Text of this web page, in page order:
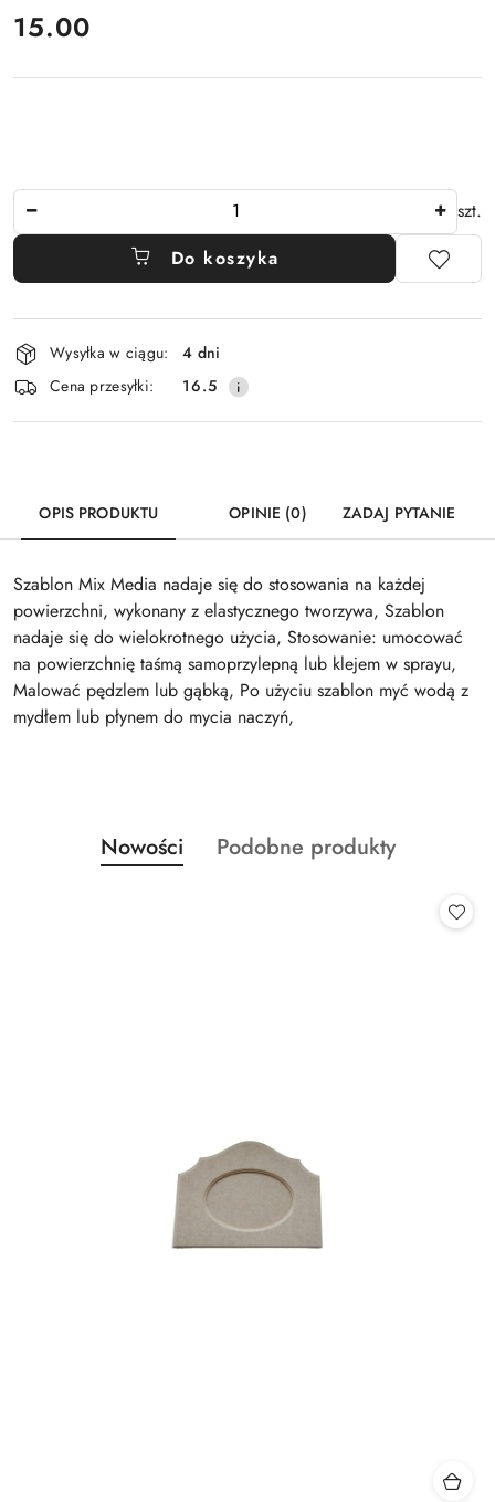
cena:
15.00
szt.
Do koszyka
Dostępność
i
dostawa
Wysyłka w ciągu:
4 dni
Cena przesyłki:
16.5
OPIS PRODUKTU OPINIE (0) ZADAJ PYTANIE
Szablon Mix Media nadaje się do stosowania na każdej
powierzchni, wykonany z elastycznego tworzywa, Szablon
nadaje się do wielokrotnego użycia, Stosowanie: umocować
na powierzchnię taśmą samoprzylepną lub klejem w sprayu,
Malować pędzlem lub gąbką, Po użyciu szablon myć wodą z
mydłem lub płynem do mycia naczyń,
Pomiń karuzelę produktów
Produkty
o
Nowości
Produkty
Podobne produkty